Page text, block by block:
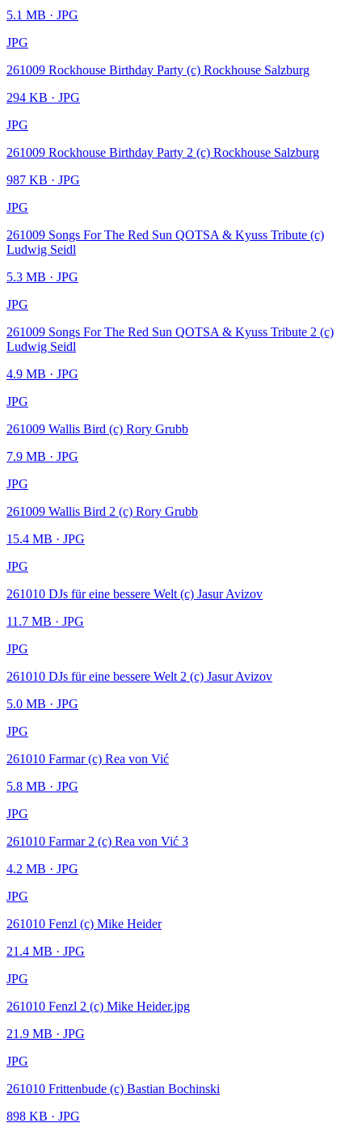
5.1 MB · JPG
JPG
261009 Rockhouse Birthday Party (c) Rockhouse Salzburg
294 KB · JPG
JPG
261009 Rockhouse Birthday Party 2 (c) Rockhouse Salzburg
987 KB · JPG
JPG
261009 Songs For The Red Sun QOTSA & Kyuss Tribute (c)
Ludwig Seidl
5.3 MB · JPG
JPG
261009 Songs For The Red Sun QOTSA & Kyuss Tribute 2 (c)
Ludwig Seidl
4.9 MB · JPG
JPG
261009 Wallis Bird (c) Rory Grubb
7.9 MB · JPG
JPG
261009 Wallis Bird 2 (c) Rory Grubb
15.4 MB · JPG
JPG
261010 DJs für eine bessere Welt (c) Jasur Avizov
11.7 MB · JPG
JPG
261010 DJs für eine bessere Welt 2 (c) Jasur Avizov
5.0 MB · JPG
JPG
261010 Farmar (c) Rea von Vić
5.8 MB · JPG
JPG
261010 Farmar 2 (c) Rea von Vić 3
4.2 MB · JPG
JPG
261010 Fenzl (c) Mike Heider
21.4 MB · JPG
JPG
261010 Fenzl 2 (c) Mike Heider.jpg
21.9 MB · JPG
JPG
261010 Frittenbude (c) Bastian Bochinski
898 KB · JPG